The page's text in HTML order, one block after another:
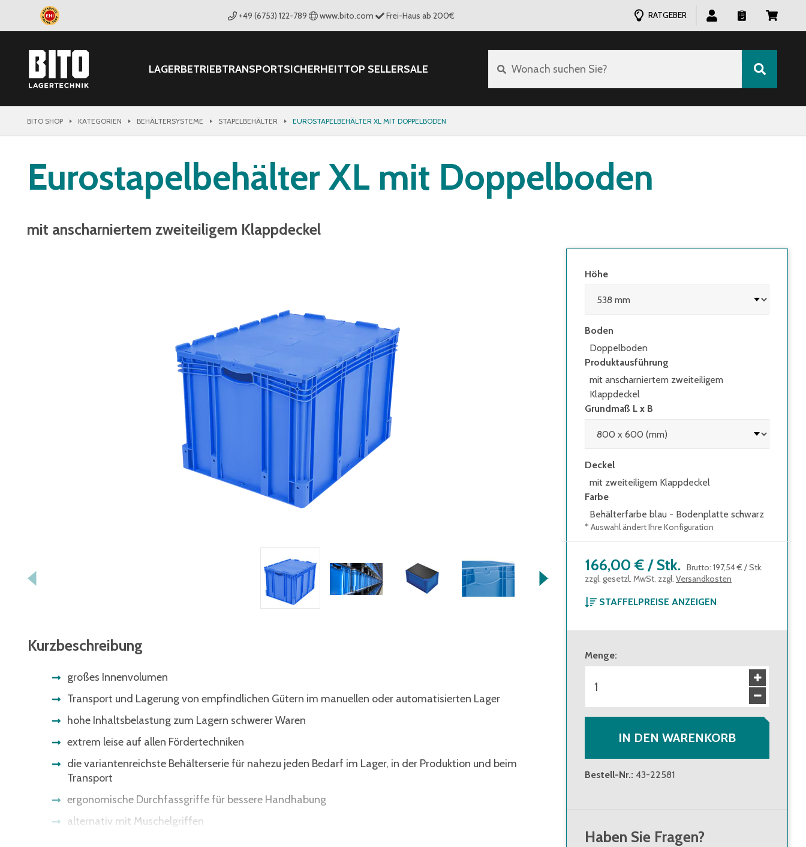
+49 (6753) 122-789 www.bito.com Frei-Haus ab 200€ RATGEBER
LAGERBETRIEBTRANSPORTSICHERHEITTOP SELLERSALE Wonach suchen Sie?
BITO SHOP KATEGORIEN BEHÄLTERSYSTEME STAPELBEHÄLTER EUROSTAPELBEHÄLTER XL MIT DOPPELBODEN
Eurostapelbehälter XL mit Doppelboden
mit anscharniertem zweiteiligem Klappdeckel
Kurzbeschreibung
großes Innenvolumen
Transport und Lagerung von empfindlichen Gütern im manuellen oder automatisierten Lager
hohe Inhaltsbelastung zum Lagern schwerer Waren
extrem leise auf allen Fördertechniken
die variantenreichste Behälterserie für nahezu jeden Bedarf im Lager, in der Produktion und beim
Transport
ergonomische Durchfassgriffe für bessere Handhabung
alternativ mit Muschelgriffen
Höhe
Boden
Doppelboden
Produktausführung
mit anscharniertem zweiteiligem
Klappdeckel
Grundmaß L x B
Deckel
mit zweiteiligem Klappdeckel
Farbe
Behälterfarbe blau - Bodenplatte schwarz
* Auswahl ändert Ihre Konfiguration
166,00 € / Stk. Brutto: 197,54 € /Stk.
zzgl. gesetzl. MwSt. zzgl. Versandkosten
STAFFELPREISE ANZEIGEN
ab 8 Stück
Menge:
IN DEN WARENKORB
Bestell-Nr.: 43-22581
Haben Sie Fragen?